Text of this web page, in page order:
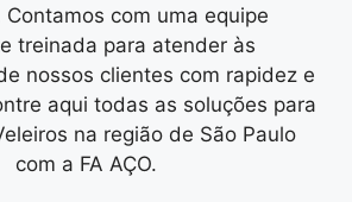
com uma equipe
treinada para atender às
nossos clientes com rapidez e
aqui todas as soluções para
na região de São Paulo
com a FA AÇO.